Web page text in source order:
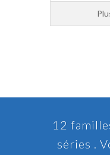
12
séries .